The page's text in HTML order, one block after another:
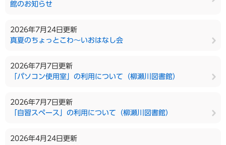
館のお知らせ
2026年7月24日更新
真夏のちょっとこわ～いおはなし会
2026年7月7日更新
「パソコン使用室」の利用について（柳瀬川図書館）
2026年7月7日更新
「自習スペース」の利用について（柳瀬川図書館）
2026年4月24日更新